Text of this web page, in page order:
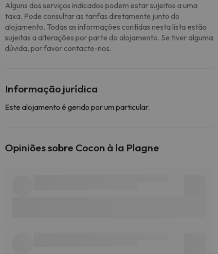
Alguns dos serviços indicados podem estar sujeitos a uma
taxa. Pode consultar as tarifas diretamente junto do
alojamento. Todas as informações contidas nesta lista estão
sujeitas a alterações por parte do alojamento. Se tiver alguma
dúvida, por favor contacte-nos.
Informação jurídica
Este alojamento é gerido por um particular.
Opiniões sobre Cocon à la Plagne